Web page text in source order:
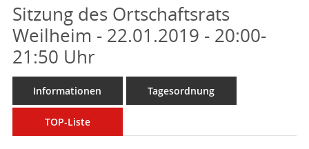
Sitzung des Ortschaftsrats
Weilheim - 22.01.2019 - 20:00-
21:50 Uhr
Informationen Tagesordnung
TOP-Liste